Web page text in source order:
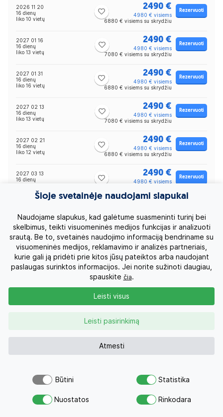
2026 11 20
16 dienų
liko 10 vietų
2490 €
4980 € visiems
6880 € visiems su skrydžiu
Rezervuoti
2027 01 16
16 dienų
liko 13 vietų
2490 €
4980 € visiems
7080 € visiems su skrydžiu
Rezervuoti
2027 01 31
16 dienų
liko 16 vietų
2490 €
4980 € visiems
6880 € visiems su skrydžiu
Rezervuoti
2027 02 13
16 dienų
liko 13 vietų
2490 €
4980 € visiems
7080 € visiems su skrydžiu
Rezervuoti
2027 02 21
16 dienų
liko 12 vietų
2490 €
4980 € visiems
6880 € visiems su skrydžiu
Rezervuoti
2027 03 13
16 dienų
2490 €
4980 € visiems
Rezervuoti
liko 16 vietų
4980 € visiems
6880 € visiems su skrydžiu
Į kainą įskaičiuota:
Lietuviškai kalbančio kelionės vadovo paslaugos;
Apgyvendinimas 3-5* viešbučiuose turo metu ir
nakvynių: 2 nakvynės Bankoke, 1 nakvynė ant upės
nakvynės Čango saloje);
pietūs, 2 vakarienės);
Bankokas;
Programoje nurodyti pervežimai;
Savo svajonių atostogoms
domėjosi 18 žmonių
Šioje svetainėje naudojami slapukai
Naudojame slapukus, kad galėtume suasmeninti turinį bei
skelbimus, teikti visuomeninės medijos funkcijas ir analizuoti
srautą. Be to, svetainės naudojimo informaciją bendriname su
visuomeninės medijos, reklamavimo ir analizės partneriais,
kurie gali ją pridėti prie kitos jūsų pateiktos arba naudojant
paslaugas surinktos informacijos. Jei norite sužinoti daugiau,
spauskite čia.
Atmesti
Leisti pasirinkimą
Leisti visus
Būtini Statistika
Nuostatos Rinkodara